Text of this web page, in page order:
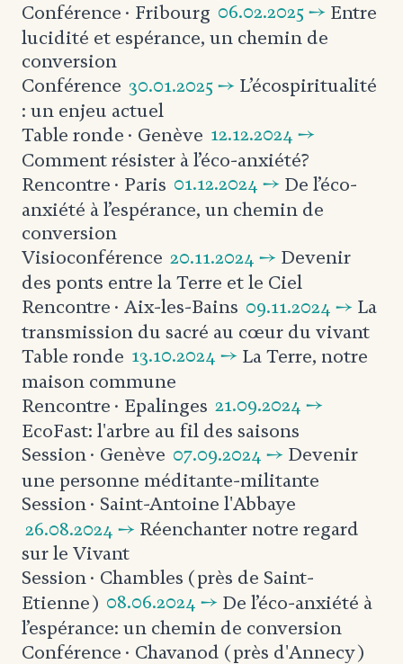
Conférence · Fribourg 06.02.2025 → Entre
lucidité et espérance, un chemin de
conversion
Conférence 30.01.2025 → L’écospiritualité
: un enjeu actuel
Table ronde · Genève 12.12.2024 →
Comment résister à l’éco-anxiété?
Rencontre · Paris 01.12.2024 → De l’éco-
anxiété à l’espérance, un chemin de
conversion
Visioconférence 20.11.2024 → Devenir
des ponts entre la Terre et le Ciel
Rencontre · Aix-les-Bains 09.11.2024 → La
transmission du sacré au cœur du vivant
Table ronde 13.10.2024 → La Terre, notre
maison commune
Rencontre · Epalinges 21.09.2024 →
EcoFast: l'arbre au fil des saisons
Session · Genève 07.09.2024 → Devenir
une personne méditante-militante
Session · Saint-Antoine l'Abbaye
26.08.2024 → Réenchanter notre regard
sur le Vivant
Session · Chambles (près de Saint-
Etienne) 08.06.2024 → De l’éco-anxiété à
l’espérance: un chemin de conversion
Conférence · Chavanod (près d'Annecy)